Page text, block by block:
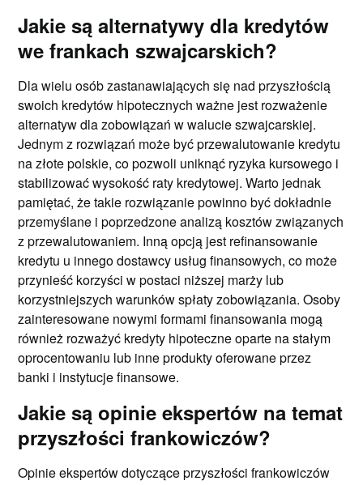
Jakie są alternatywy dla kredytów
we frankach szwajcarskich?
Dla wielu osób zastanawiających się nad przyszłością
swoich kredytów hipotecznych ważne jest rozważenie
alternatyw dla zobowiązań w walucie szwajcarskiej.
Jednym z rozwiązań może być przewalutowanie kredytu
na złote polskie, co pozwoli uniknąć ryzyka kursowego i
stabilizować wysokość raty kredytowej. Warto jednak
pamiętać, że takie rozwiązanie powinno być dokładnie
przemyślane i poprzedzone analizą kosztów związanych
z przewalutowaniem. Inną opcją jest refinansowanie
kredytu u innego dostawcy usług finansowych, co może
przynieść korzyści w postaci niższej marży lub
korzystniejszych warunków spłaty zobowiązania. Osoby
zainteresowane nowymi formami finansowania mogą
również rozważyć kredyty hipoteczne oparte na stałym
oprocentowaniu lub inne produkty oferowane przez
banki i instytucje finansowe.
Jakie są opinie ekspertów na temat
przyszłości frankowiczów?
Opinie ekspertów dotyczące przyszłości frankowiczów